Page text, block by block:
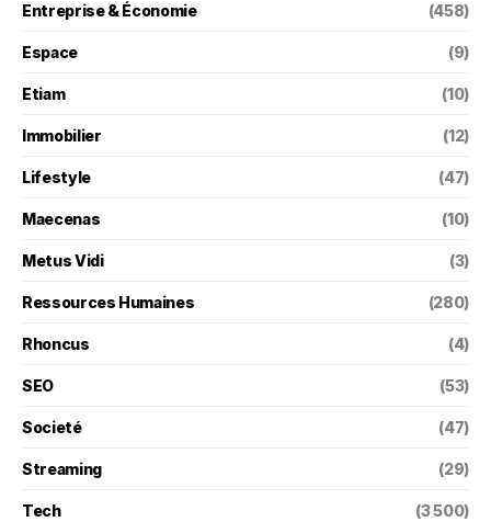
Entreprise & Économie (458)
Espace (9)
Etiam (10)
Immobilier (12)
Lifestyle (47)
Maecenas (10)
Metus Vidi (3)
Ressources Humaines (280)
Rhoncus (4)
SEO (53)
Societé (47)
Streaming (29)
Tech (3 500)